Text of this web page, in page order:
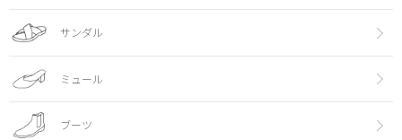
サンダル
ミュール
ブーツ